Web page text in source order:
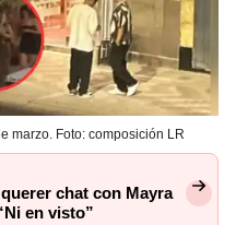
marzo. Foto: composición LR
chat con Mayra
en visto”